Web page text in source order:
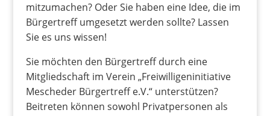
mitzumachen? Oder Sie haben eine Idee, die im
Bürgertreff umgesetzt werden sollte? Lassen
Sie es uns wissen!
Sie möchten den Bürgertreff durch eine
Mitgliedschaft im Verein „Freiwilligeninitiative
Mescheder Bürgertreff e.V.“ unterstützen?
Beitreten können sowohl Privatpersonen als